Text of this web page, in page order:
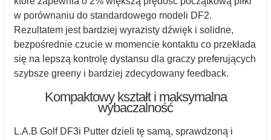
w porównaniu do standardowego modeli DF2.
Rezultatem jest bardziej wyrazisty dźwięk i solidne,
bezpośrednie czucie w momencie kontaktu co przekłada
się na lepszą kontrolę dystansu dla graczy preferujących
szybsze greeny i bardziej zdecydowany feedback.
Kompaktowy kształt i maksymalna
wybaczalność
L.A.B Golf DF3i Putter dzieli tę samą, sprawdzoną i